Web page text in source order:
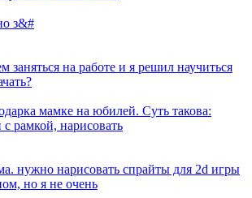
з&#
заняться на работе и я решил научиться
мамке на юбилей. Суть такова:
с рамкой, нарисовать
нужно нарисовать спрайты для 2d игры
но я не очень